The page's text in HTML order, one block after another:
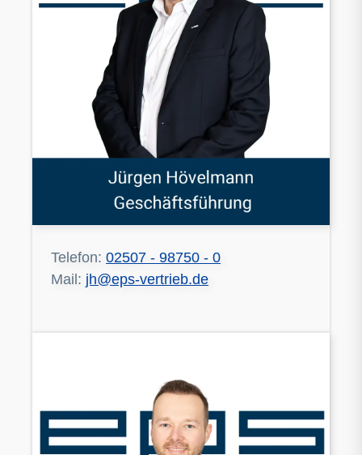
Telefon: 02507 - 98750 - 0
Mail: jh@eps-vertrieb.de